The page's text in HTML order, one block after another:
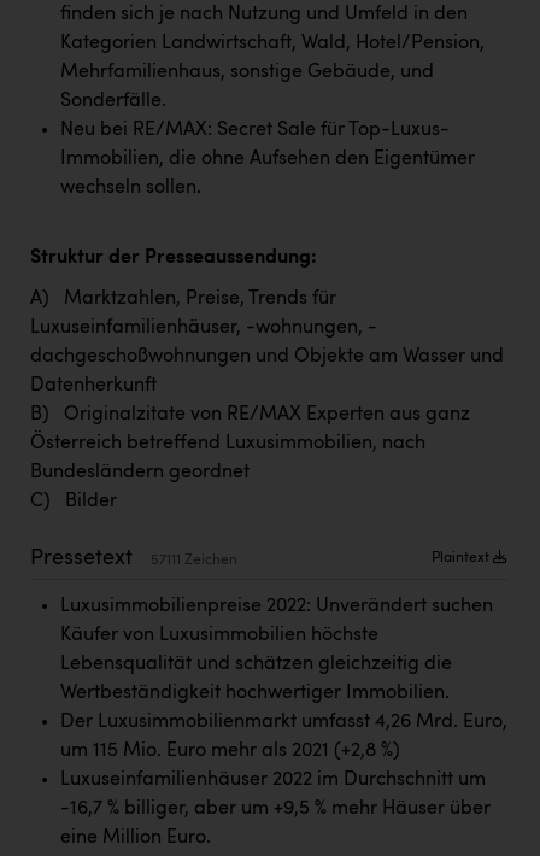
SCRI - Salzburg Cancer Research Institute
SCHMACHTL GmbH
Schwingshandl - automation technology gmbh
Seher + Partner
TCL
TGW Logistics
TRAILOMAT & Cycling Austria
VERITAS
Vier Diamanten
Vorlagenportal
ZGONC
ZULuft - Zukunft Luft Austria
Österreichisches Hebammengremium
Dopgas
finden sich je nach Nutzung und Umfeld in den
Kategorien Landwirtschaft, Wald, Hotel/Pension,
Mehrfamilienhaus, sonstige Gebäude, und
Sonderfälle.
Neu bei RE/MAX: Secret Sale für Top-Luxus-
Immobilien, die ohne Aufsehen den Eigentümer
wechseln sollen.
Struktur der Presseaussendung:
A) Marktzahlen, Preise, Trends für
Luxuseinfamilienhäuser, -wohnungen, -
dachgeschoßwohnungen und Objekte am Wasser und
Datenherkunft
B) Originalzitate von RE/MAX Experten aus ganz
Österreich betreffend Luxusimmobilien, nach
Bundesländern geordnet
C) Bilder
Pressetext 57111 Zeichen Plaintext
Luxusimmobilienpreise 2022: Unverändert suchen
Käufer von Luxusimmobilien höchste
Lebensqualität und schätzen gleichzeitig die
Wertbeständigkeit hochwertiger Immobilien.
Der Luxusimmobilienmarkt umfasst 4,26 Mrd. Euro,
um 115 Mio. Euro mehr als 2021 (+2,8 %)
Luxuseinfamilienhäuser 2022 im Durchschnitt um
-16,7 % billiger, aber um +9,5 % mehr Häuser über
eine Million Euro.